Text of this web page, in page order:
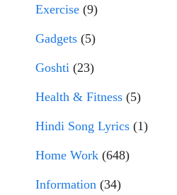
Exercise (9)
Gadgets (5)
Goshti (23)
Health & Fitness (5)
Hindi Song Lyrics (1)
Home Work (648)
Information (34)